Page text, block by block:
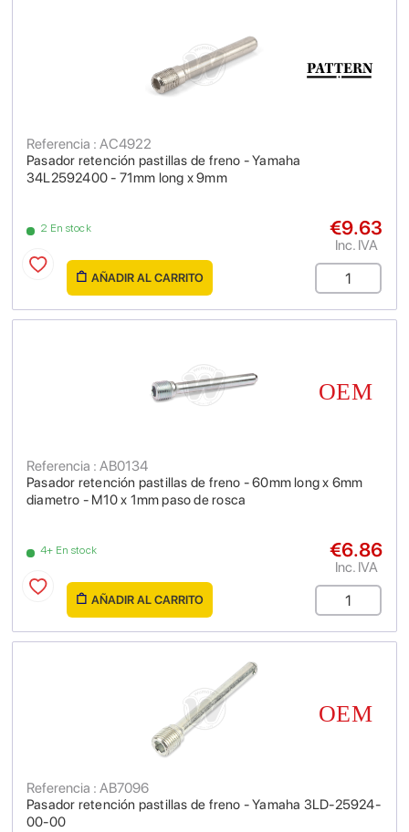
Pasador retención pastillas de freno - Yamaha
34L2592400 - 71mm long x 9mm
Referencia : AC4922
2 En stock €9.63
Inc. IVA
AÑADIR AL CARRITO
Pasador retención pastillas de freno - 60mm long x 6mm
diametro - M10 x 1mm paso de rosca
Referencia : AB0134
4+ En stock €6.86
Inc. IVA
AÑADIR AL CARRITO
Pasador retención pastillas de freno - Yamaha 3LD-25924-
00-00
Referencia : AB7096